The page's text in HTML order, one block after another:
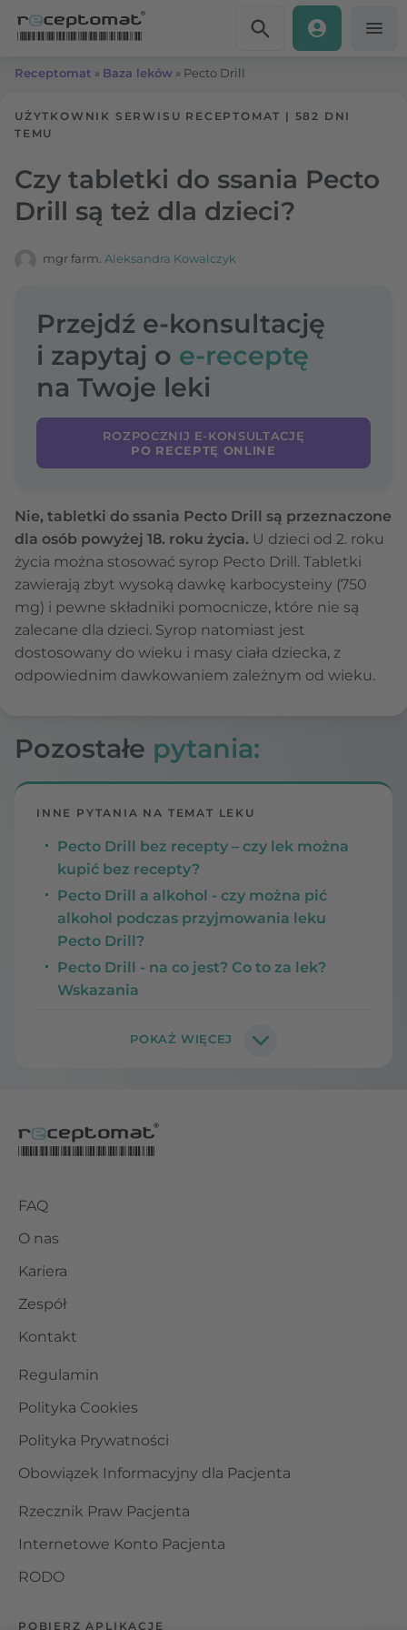
Receptomat » Baza leków » Pecto Drill
UŻYTKOWNIK SERWISU RECEPTOMAT | 582 DNI
TEMU
Czy tabletki do ssania Pecto
Drill są też dla dzieci?
mgr farm. Aleksandra Kowalczyk
Przejdź e-konsultację
i zapytaj o e-receptę
na Twoje leki
ROZPOCZNIJ E-KONSULTACJĘ
PO RECEPTĘ ONLINE
Nie, tabletki do ssania Pecto Drill są przeznaczone
dla osób powyżej 18. roku życia. U dzieci od 2. roku
życia można stosować syrop Pecto Drill. Tabletki
zawierają zbyt wysoką dawkę karbocysteiny (750
mg) i pewne składniki pomocnicze, które nie są
zalecane dla dzieci. Syrop natomiast jest
dostosowany do wieku i masy ciała dziecka, z
odpowiednim dawkowaniem zależnym od wieku.
Pozostałe pytania:
INNE PYTANIA NA TEMAT LEKU
Pecto Drill bez recepty – czy lek można
kupić bez recepty?
Pecto Drill a alkohol - czy można pić
alkohol podczas przyjmowania leku
Pecto Drill?
Pecto Drill - na co jest? Co to za lek?
Wskazania
FAQ
O nas
Kariera
Zespół
Kontakt
Regulamin
Polityka Cookies
Polityka Prywatności
Obowiązek Informacyjny dla Pacjenta
Rzecznik Praw Pacjenta
Internetowe Konto Pacjenta
RODO
POBIERZ APLIKACJĘ